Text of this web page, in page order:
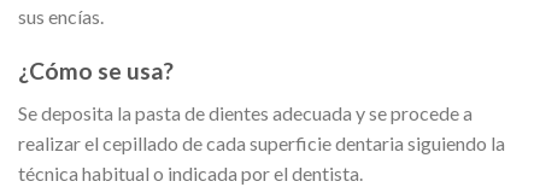
sus encías.
¿Cómo se usa?
Se deposita la pasta de dientes adecuada y se procede a
realizar el cepillado de cada superficie dentaria siguiendo la
técnica habitual o indicada por el dentista.